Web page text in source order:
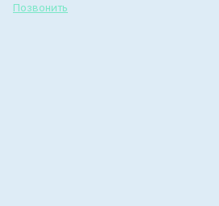
Позвонить